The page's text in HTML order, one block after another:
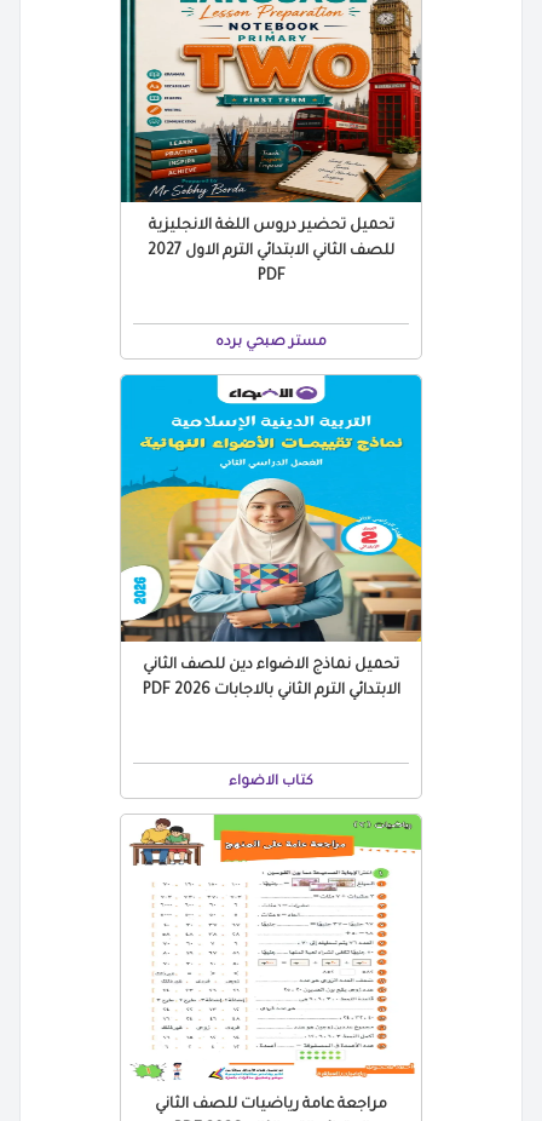
تحميل تحضير دروس اللغة الانجليزية
للصف الثاني الابتدائي الترم الاول 2027
PDF
مستر صبحي برده
تحميل نماذج الاضواء دين للصف الثاني
الابتدائي الترم الثاني بالاجابات 2026 PDF
كتاب الاضواء
مراجعة عامة رياضيات للصف الثاني